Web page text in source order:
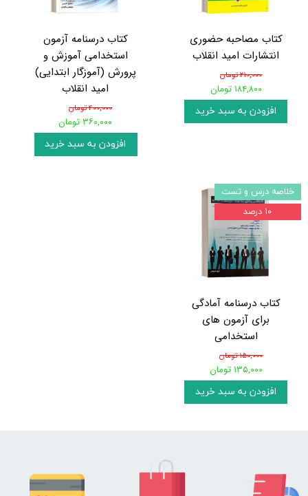
کتاب مصاحبه حضوری
انتشارات امید انقلاب
۲۱۰,۰۰۰ تومان
۱۸۴,۸۰۰ تومان
افزودن به سبد خرید
کتاب درسنامه آزمون
استخدامی آموزش و
پرورش (آموزگار ابتدایی)
امید انقلاب
۴۰۰,۰۰۰ تومان
۳۶۰,۰۰۰ تومان
افزودن به سبد خرید
کتاب درسنامه آمادگی
برای آزمون های
استخدامی
۱۵۰,۰۰۰ تومان
۱۳۵,۰۰۰ تومان
افزودن به سبد خرید
خلاصه درس و تست
۱۰ درصد